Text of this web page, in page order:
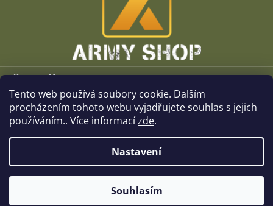
Tento web používá soubory cookie. Dalším
procházením tohoto webu vyjadřujete souhlas s jejich
používáním.. Více informacízde.
Nastavení
Souhlasím
Vše o nákupu
O společnosti
Kamenné prodejny
Kontakt
x-ArmyShop.cz. Všechna práva vyhrazena.